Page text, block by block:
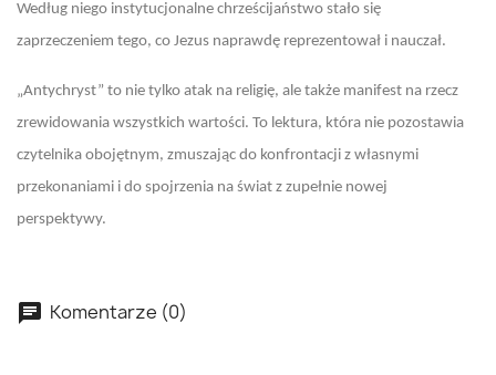
Według niego instytucjonalne chrześcijaństwo stało się
zaprzeczeniem tego, co Jezus naprawdę reprezentował i nauczał.
„Antychryst” to nie tylko atak na religię, ale także manifest na rzecz
zrewidowania wszystkich wartości. To lektura, która nie pozostawia
czytelnika obojętnym, zmuszając do konfrontacji z własnymi
przekonaniami i do spojrzenia na świat z zupełnie nowej
perspektywy.
Komentarze (0)